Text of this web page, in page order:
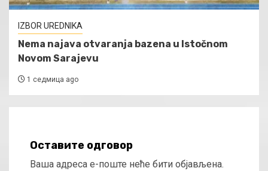
IZBOR UREDNIKA
Nema najava otvaranja bazena u Istočnom
Novom Sarajevu
1 седмица ago
Оставите одговор
Ваша адреса е-поште неће бити објављена.